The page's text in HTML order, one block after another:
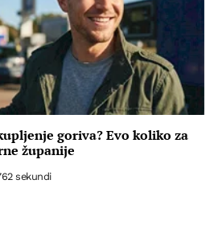
goriva? Evo koliko za
županije
sekundi